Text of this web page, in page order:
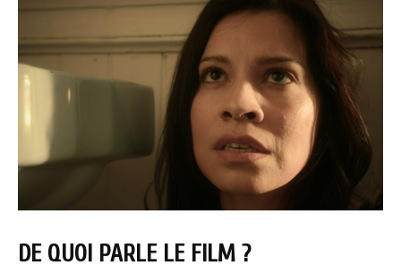
DE QUOI PARLE LE FILM ?